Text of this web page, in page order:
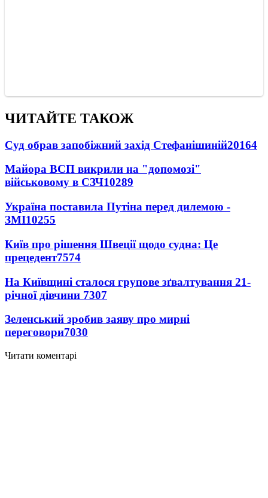
ЧИТАЙТЕ ТАКОЖ
Суд обрав запобіжний захід Стефанішиній20164
Майора ВСП викрили на "допомозі"
військовому в СЗЧ10289
Україна поставила Путіна перед дилемою -
ЗМІ10255
Київ про рішення Швеції щодо судна: Це
прецедент7574
На Київщині сталося групове зґвалтування 21-
річної дівчини 7307
Зеленський зробив заяву про мирні
переговори7030
Читати коментарі